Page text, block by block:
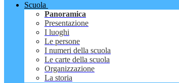
Scuola
Panoramica
Presentazione
I luoghi
Le persone
I numeri della scuola
Le carte della scuola
Organizzazione
La storia